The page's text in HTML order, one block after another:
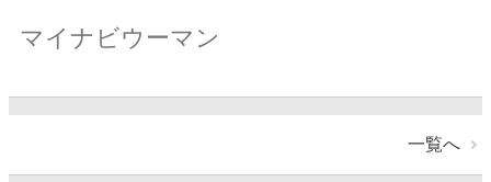
マイナビウーマン
一覧へ